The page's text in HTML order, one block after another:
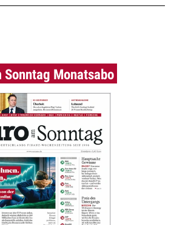
Sonntag Monatsabo